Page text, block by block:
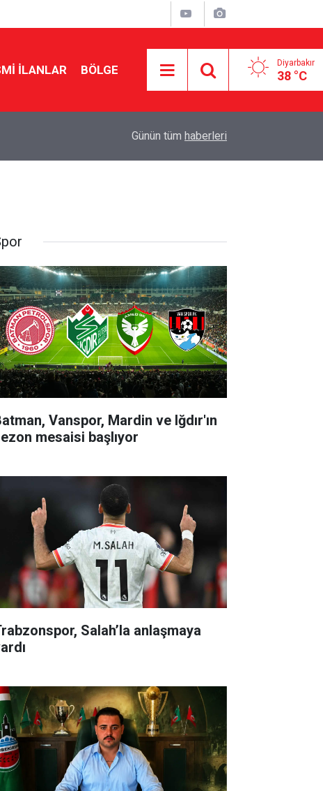
İLANLAR BÖLGE Diyarbakır
38 °C
DEM Parti ihraç etmişti: Şırnak’ta imar gerginliği
Günün tüm haberleri
Vanspor, Mardin ve Iğdır'ın
mesaisi başlıyor
Salah’la anlaşmaya